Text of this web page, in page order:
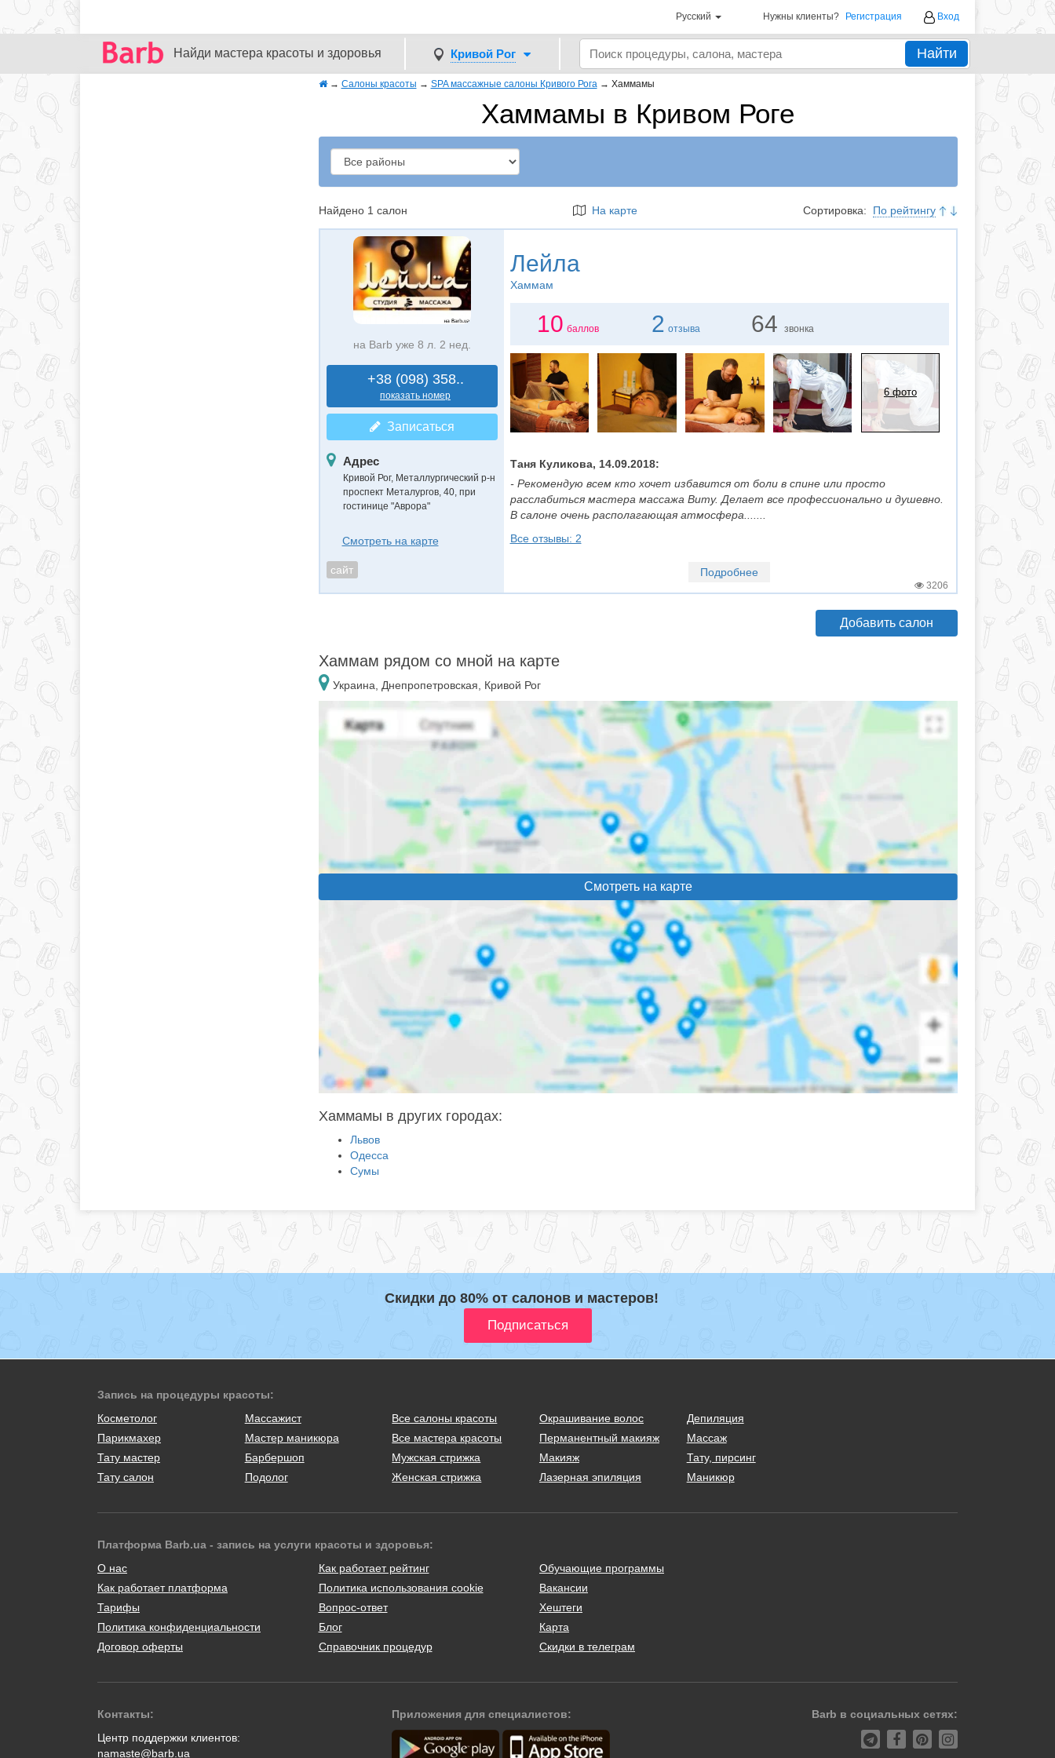
Русский Нужны клиенты? Регистрация Вход
Найди мастера красоты и здоровья Кривой Рог Найти
→ Салоны красоты → SPA массажные салоны Кривого Рога → Хаммамы
Хаммамы в Кривом Роге
Найдено 1 салон На карте Сортировка: По рейтингу
на Barb уже 8 л. 2 нед.
+38 (098) 358..
показать номер
Записаться
Адрес
Кривой Рог, Металлургический р-н
проспект Металургов, 40, при
гостинице "Аврора"
Смотреть на карте
сайт
Лейла
Хаммам
10 баллов 2 отзыва 64звонка
6 фото
Таня Куликова, 14.09.2018:
- Рекомендую всем кто хочет избавится от боли в спине или просто
расслабиться мастера массажа Виту. Делает все профессионально и душевно.
В салоне очень располагающая атмосфера.......
Все отзывы: 2
Подробнее
3206
Добавить салон
Хаммам рядом со мной на карте
Украина, Днепропетровская, Кривой Рог
Смотреть на карте
Хаммамы в других городах:
Львов
Одесса
Сумы
Скидки до 80% от салонов и мастеров!
Запись на процедуры красоты:
Косметолог
Массажист
Парикмахер
Мастер маникюра
Тату мастер
Барбершоп
Тату салон
Подолог
Все салоны красоты
Все мастера красоты
Мужская стрижка
Женская стрижка
Окрашивание волос
Перманентный макияж
Макияж
Лазерная эпиляция
Депиляция
Массаж
Тату, пирсинг
Маникюр
Платформа Barb.ua - запись на услуги красоты и здоровья:
О нас
Как работает платформа
Тарифы
Политика конфиденциальности
Договор оферты
Как работает рейтинг
Политика использования cookie
Вопрос-ответ
Блог
Справочник процедур
Обучающие программы
Вакансии
Хештеги
Карта
Скидки в телеграм
Контакты:
Центр поддержки клиентов:
namaste@barb.ua
Приложения для специалистов: Barb в социальных сетях: